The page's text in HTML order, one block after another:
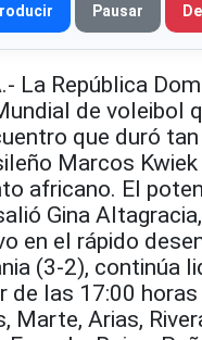
Pausar
La República
de voleibol
que duró
Marcos
africano. El
Gina
en el rápido
(3-2), continúa
de las 17:00
Marte, Arias,